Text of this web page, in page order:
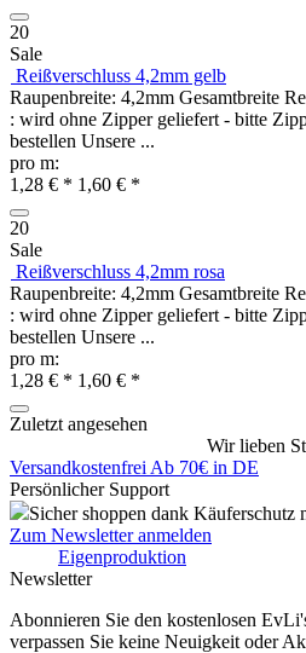
20
Sale
Reißverschluss 4,2mm gelb
Raupenbreite: 4,2mm Gesamtbreite
: wird ohne Zipper geliefert - bitte
bestellen Unsere ...
pro m:
1,28 € * 1,60 € *
20
Sale
Reißverschluss 4,2mm rosa
Raupenbreite: 4,2mm Gesamtbreite
: wird ohne Zipper geliefert - bitte
bestellen Unsere ...
pro m:
1,28 € * 1,60 € *
Zuletzt angesehen
Wir lieben
Versandkostenfrei Ab 70€ in DE
Persönlicher Support
Sicher shoppen dank Käuferschutz
Zum Newsletter anmelden
Eigenproduktion
Newsletter
Abonnieren Sie den kostenlosen
verpassen Sie keine Neuigkeit oder